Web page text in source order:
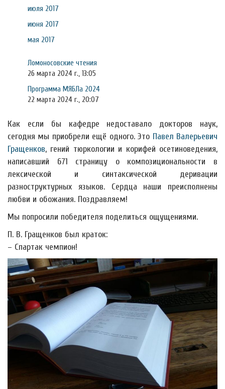
июля 2017
июня 2017
мая 2017
Ломоносовские чтения
26 марта 2024 г., 13:05
Программа МЯБЛа 2024
22 марта 2024 г., 20:07
Как если бы кафедре недоставало докторов наук,
сегодня мы приобрели ещё одного. Это Павел Валерьевич
Гращенков, гений тюркологии и корифей осетиноведения,
написавший 671 страницу о композициональности в
лексической и синтаксической деривации
разноструктурных языков. Сердца наши преисполнены
любви и обожания. Поздравляем!
Мы попросили победителя поделиться ощущениями.
П. В. Гращенков был краток:
– Спартак чемпион!